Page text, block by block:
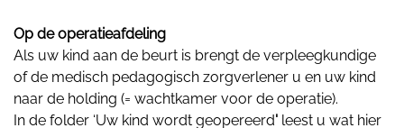
Op de operatieafdeling
Als uw kind aan de beurt is brengt de verpleegkundige
of de medisch pedagogisch zorgverlener u en uw kind
naar de holding (= wachtkamer voor de operatie).
In de folder ‘Uw kind wordt geopereerd' leest u wat hier